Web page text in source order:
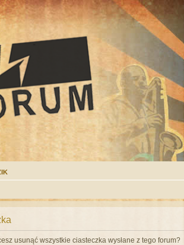
usunąć wszystkie ciasteczka wysłane z tego forum?